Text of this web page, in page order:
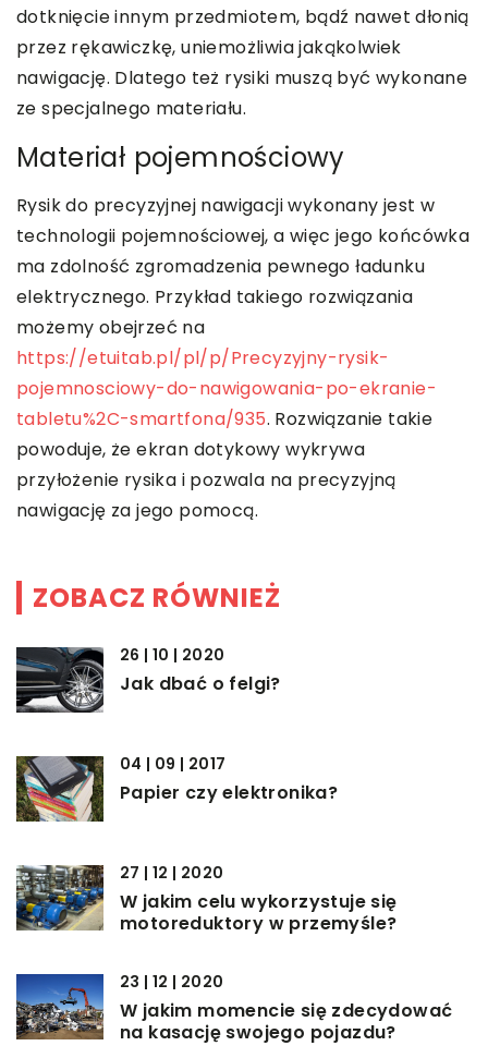
dotknięcie innym przedmiotem, bądź nawet dłonią
przez rękawiczkę, uniemożliwia jakąkolwiek
nawigację. Dlatego też rysiki muszą być wykonane
ze specjalnego materiału.
Materiał pojemnościowy
Rysik do precyzyjnej nawigacji wykonany jest w
technologii pojemnościowej, a więc jego końcówka
ma zdolność zgromadzenia pewnego ładunku
elektrycznego. Przykład takiego rozwiązania
możemy obejrzeć na
https://etuitab.pl/pl/p/Precyzyjny-rysik-
pojemnosciowy-do-nawigowania-po-ekranie-
tabletu%2C-smartfona/935. Rozwiązanie takie
powoduje, że ekran dotykowy wykrywa
przyłożenie rysika i pozwala na precyzyjną
nawigację za jego pomocą.
ZOBACZ RÓWNIEŻ
26 | 10 | 2020
Jak dbać o felgi?
04 | 09 | 2017
Papier czy elektronika?
27 | 12 | 2020
W jakim celu wykorzystuje się
motoreduktory w przemyśle?
23 | 12 | 2020
W jakim momencie się zdecydować
na kasację swojego pojazdu?